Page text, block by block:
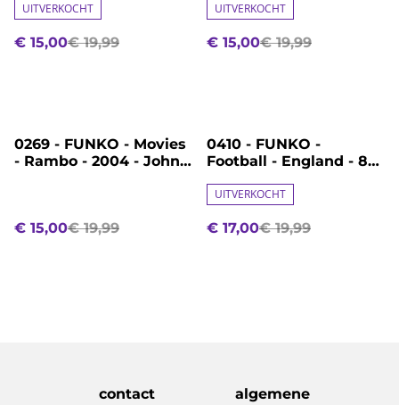
UITVERKOCHT
€ 15,00€ 19,99
UITVERKOCHT
€ 15,00€ 19,99
%
0269 - FUNKO - Movies
- Rambo - 2004 - John
€ 15,00€ 19,99
%
0410 - FUNKO -
Football - England - 85
UITVERKOCHT
€ 17,00€ 19,99
contact
algemene